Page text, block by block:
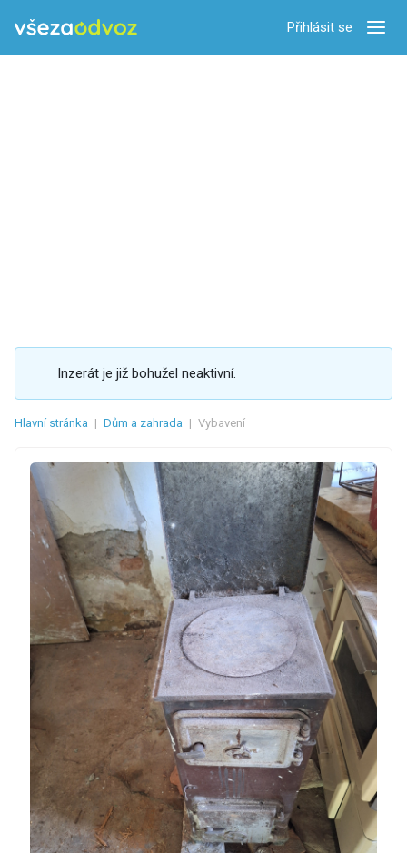
Přihlásit se
Inzerát je již bohužel neaktivní.
Hlavní stránka | Dům a zahrada | Vybavení